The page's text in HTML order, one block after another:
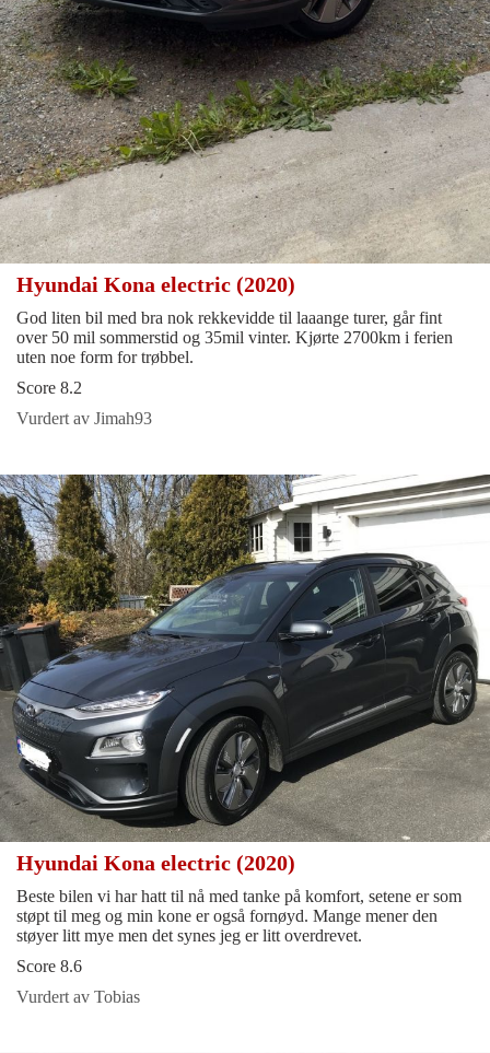
Hyundai Kona electric (2020)
God liten bil med bra nok rekkevidde til laaange turer, går fint
over 50 mil sommerstid og 35mil vinter. Kjørte 2700km i ferien
uten noe form for trøbbel.
Score 8.2
Vurdert av Jimah93
Hyundai Kona electric (2020)
Beste bilen vi har hatt til nå med tanke på komfort, setene er som
støpt til meg og min kone er også fornøyd. Mange mener den
støyer litt mye men det synes jeg er litt overdrevet.
Score 8.6
Vurdert av Tobias